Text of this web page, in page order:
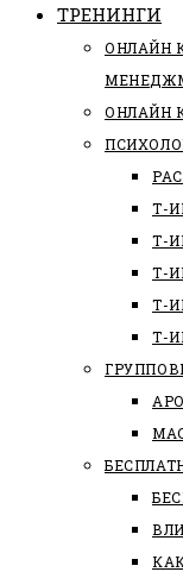
ТРЕНИНГИ
ОНЛАЙН
ОНЛАЙН
Т-
Т-
Т-
Т-
Т-